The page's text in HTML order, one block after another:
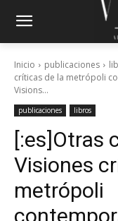
Inicio publicaciones
críticas de la metrópoli
Visions...
publicaciones libros
[:es]Otras
Visiones
metrópoli